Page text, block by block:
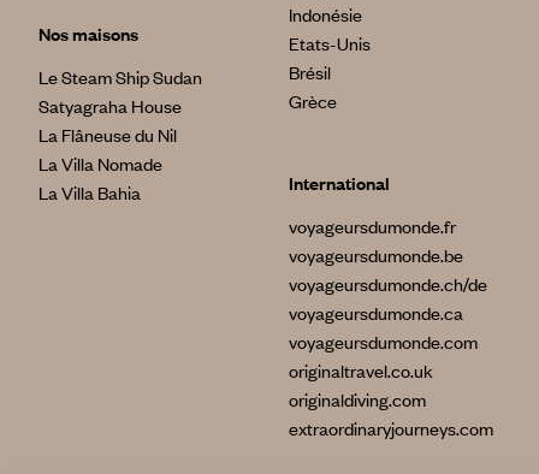
Nos maisons
Le Steam Ship Sudan
Satyagraha House
La Flâneuse du Nil
La Villa Nomade
La Villa Bahia
Indonésie
Etats-Unis
Brésil
Grèce
International
voyageursdumonde.fr
voyageursdumonde.be
voyageursdumonde.ch/de
voyageursdumonde.ca
voyageursdumonde.com
originaltravel.co.uk
originaldiving.com
extraordinaryjourneys.com